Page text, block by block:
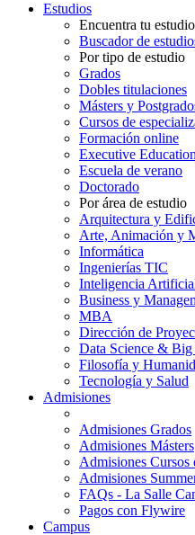
Estudios
Encuentra tu estudio
Buscador de
Por tipo de estudio
Grados
Dobles titulaciones
Másters y
Cursos de
Formación online
Executive Education
Escuela de verano
Doctorado
Por área de estudio
Arquitectura y
Arte, Animación y
Informática
Ingenierías TIC
Inteligencia
Business y
MBA
Dirección de
Data Science &
Filosofía y
Tecnología y Salud
Admisiones
Admisiones Grados
Admisiones Másters
Admisiones Cursos
Admisiones
FAQs - La Salle
Pagos con Flywire
Campus